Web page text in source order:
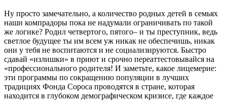
Ну просто замечательно, а количество родных детей в семьях
наши компрадоры пока не надумали ограничивать по такой
же логике? Родил четвертого, пятого– и ты преступник, ведь
светлое будущее ты им всем уж никак не обеспечишь, никак
они у тебя не воспитаются и не социализируются. Быстро
сдавай «излишки» в приют и срочно переаттестовывайся на
«профессионального родителя! И заметьте, какое лицемерие:
эти программы по сокращению популяции в лучших
традициях Фонда Сороса проводятся в стране, которая
находится в глубоком демографическом кризисе, где каждое